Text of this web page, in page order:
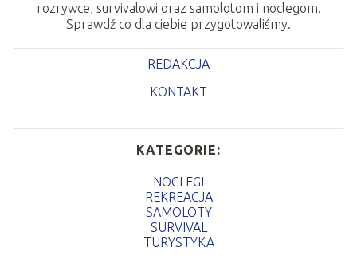
rozrywce, survivalowi oraz samolotom i noclegom.
Sprawdź co dla ciebie przygotowaliśmy.
REDAKCJA
KONTAKT
KATEGORIE:
NOCLEGI
REKREACJA
SAMOLOTY
SURVIVAL
TURYSTYKA